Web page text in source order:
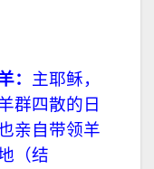
： 主耶稣，
群四散的日
亲自带领羊
（结